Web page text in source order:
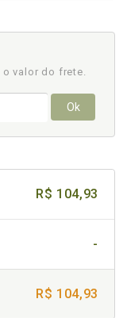
o valor do frete.
Ok
R$ 104,93
-
R$ 104,93